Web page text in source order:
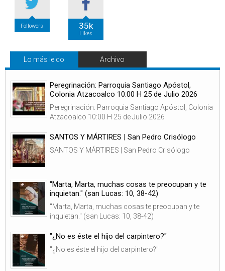
Followers 35k
Likes
Lo más leido Archivo
Peregrinación: Parroquia Santiago Apóstol,
Colonia Atzacoalco 10:00 H 25 de Julio 2026
Peregrinación: Parroquia Santiago Apóstol, Colonia
Atzacoalco 10:00 H 25 de Julio 2026
SANTOS Y MÁRTIRES | San Pedro Crisólogo
SANTOS Y MÁRTIRES | San Pedro Crisólogo
"Marta, Marta, muchas cosas te preocupan y te
inquietan." (san Lucas: 10, 38-42)
"Marta, Marta, muchas cosas te preocupan y te
inquietan." (san Lucas: 10, 38-42)
"¿No es éste el hijo del carpintero?"
"¿No es éste el hijo del carpintero?"